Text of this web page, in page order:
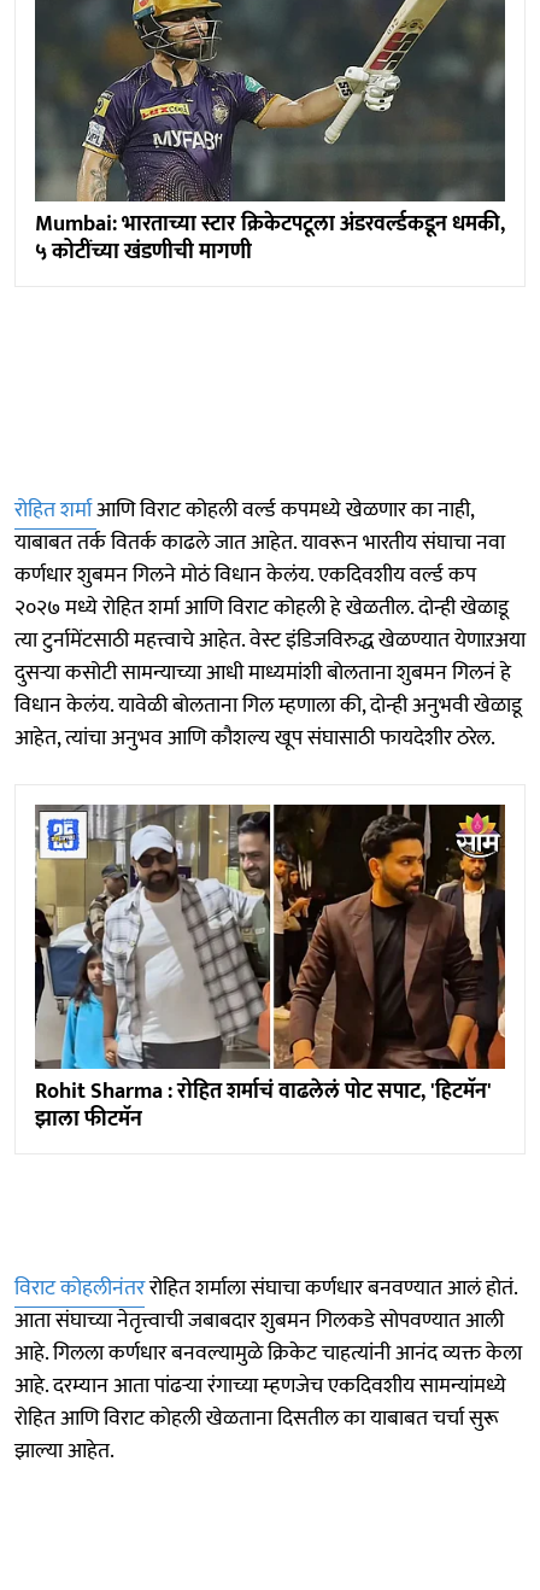
Mumbai: भारताच्या स्टार क्रिकेटपटूला अंडरवर्ल्डकडून धमकी,
५ कोटींच्या खंडणीची मागणी
रोहित शर्माआणि विराट कोहली वर्ल्ड कपमध्ये खेळणार का नाही,
याबाबत तर्क वितर्क काढले जात आहेत. यावरून भारतीय संघाचा नवा
कर्णधार शुबमन गिलने मोठं विधान केलंय. एकदिवशीय वर्ल्ड कप
२०२७ मध्ये रोहित शर्मा आणि विराट कोहली हे खेळतील. दोन्ही खेळाडू
त्या टुर्नामेंटसाठी महत्त्वाचे आहेत. वेस्ट इंडिजविरुद्ध खेळण्यात येणाऱअया
दुसऱ्या कसोटी सामन्याच्या आधी माध्यमांशी बोलताना शुबमन गिलनं हे
विधान केलंय. यावेळी बोलताना गिल म्हणाला की, दोन्ही अनुभवी खेळाडू
आहेत, त्यांचा अनुभव आणि कौशल्य खूप संघासाठी फायदेशीर ठरेल.
Rohit Sharma : रोहित शर्माचं वाढलेलं पोट सपाट, 'हिटमॅन'
झाला फीटमॅन
विराट कोहलीनंतररोहित शर्माला संघाचा कर्णधार बनवण्यात आलं होतं.
आता संघाच्या नेतृत्त्वाची जबाबदार शुबमन गिलकडे सोपवण्यात आली
आहे. गिलला कर्णधार बनवल्यामुळे क्रिकेट चाहत्यांनी आनंद व्यक्त केला
आहे. दरम्यान आता पांढऱ्या रंगाच्या म्हणजेच एकदिवशीय सामन्यांमध्ये
रोहित आणि विराट कोहली खेळताना दिसतील का याबाबत चर्चा सुरू
झाल्या आहेत.